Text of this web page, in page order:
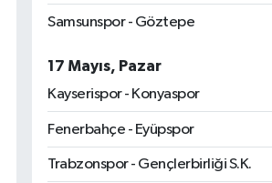
Samsunspor - Göztepe
17 Mayıs, Pazar
Kayserispor - Konyaspor
Fenerbahçe - Eyüpspor
Trabzonspor - Gençlerbirliği S.K.